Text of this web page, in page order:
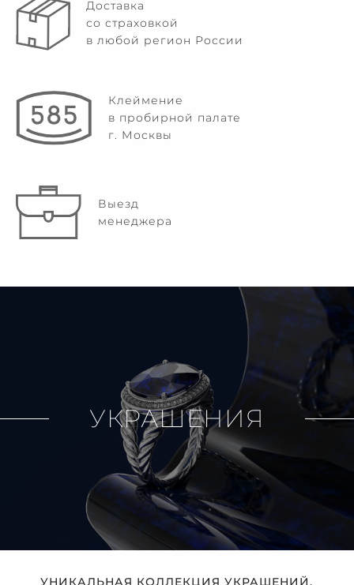
Доставка
со страховкой
в любой регион России
Клеймение
в пробирной палате
г. Москвы
Выезд
менеджера
УКРАШЕНИЯ
УНИКАЛЬНАЯ КОЛЛЕКЦИЯ УКРАШЕНИЙ,